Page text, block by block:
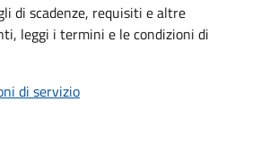
di scadenze, requisiti e altre
leggi i termini e le condizioni di
di servizio